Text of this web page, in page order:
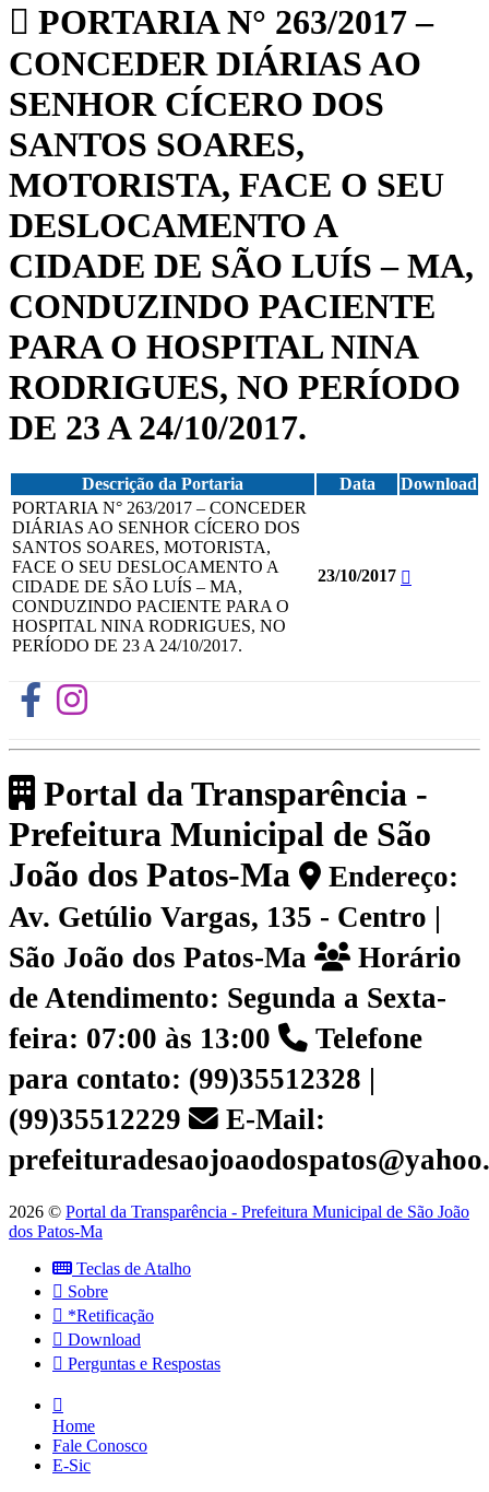
PORTARIA N° 263/2017 –
CONCEDER DIÁRIAS AO
SENHOR CÍCERO DOS
SANTOS SOARES,
MOTORISTA, FACE O SEU
DESLOCAMENTO A
CIDADE DE SÃO LUÍS – MA,
CONDUZINDO PACIENTE
PARA O HOSPITAL NINA
RODRIGUES, NO PERÍODO
DE 23 A 24/10/2017.
Descrição da Portaria Data
Download
PORTARIA N° 263/2017 – CONCEDER
DIÁRIAS AO SENHOR CÍCERO DOS
SANTOS SOARES, MOTORISTA,
FACE O SEU DESLOCAMENTO A
CIDADE DE SÃO LUÍS – MA,
CONDUZINDO PACIENTE PARA O
HOSPITAL NINA RODRIGUES, NO
PERÍODO DE 23 A 24/10/2017.
23/10/2017
Portal da Transparência -
Prefeitura Municipal de São
João dos Patos-Ma
Endereço:
Av. Getúlio Vargas, 135 - Centro |
São João dos Patos-Ma
Horário
de Atendimento: Segunda a Sexta-
feira: 07:00 às 13:00
Telefone
para contato: (99)35512328 |
(99)35512229
E-Mail:
2026 © Portal da Transparência - Prefeitura Municipal de São João
dos Patos-Ma
Teclas de Atalho
Sobre
*Retificação
Download
Perguntas e Respostas
Home
Fale Conosco
E-Sic